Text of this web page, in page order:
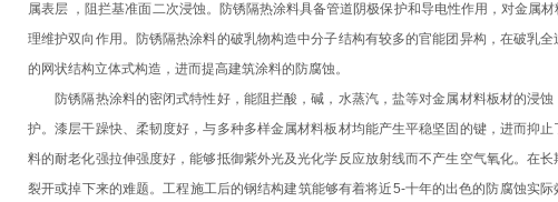
属表层 ，阻拦基准面二次浸蚀。防锈隔热涂料具备管道阴极保护和导电性作用，对金属
理维护双向作用。防锈隔热涂料的破乳物构造中分子结构有较多的官能团异构，在破乳
的网状结构立体式构造，进而提高建筑涂料的防腐蚀。
防锈隔热涂料的密闭式特性好，能阻拦酸，碱，水蒸汽，盐等对金属材料板材的浸蚀
护。漆层干躁快、柔韧度好，与多种多样金属材料板材均能产生平稳坚固的键，进而抑
料的耐老化强拉伸强度好，能够抵御紫外光及光化学反应放射线而不产生空气氧化。在长
裂开或掉下来的难题。工程施工后的钢结构建筑能够有着将近5-十年的出色的防腐蚀实